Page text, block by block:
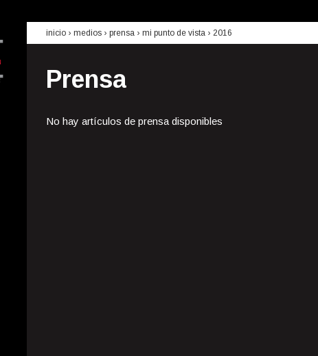
inicio › medios › prensa › mi punto de vista › 2016
Prensa
No hay artículos de prensa disponibles